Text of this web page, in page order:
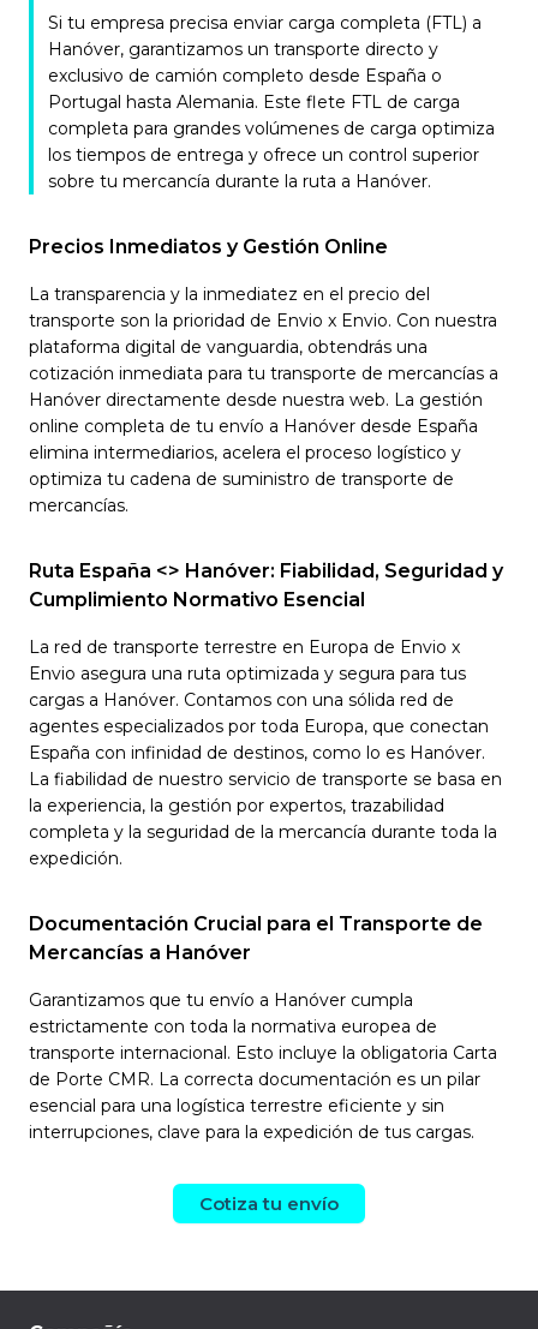
Si tu empresa precisa enviar carga completa (FTL) a
Hanóver, garantizamos un transporte directo y
exclusivo de camión completo desde España o
Portugal hasta Alemania. Este flete FTL de carga
completa para grandes volúmenes de carga optimiza
los tiempos de entrega y ofrece un control superior
sobre tu mercancía durante la ruta a Hanóver.
Precios Inmediatos y Gestión Online
La transparencia y la inmediatez en el precio del
transporte son la prioridad de Envio x Envio. Con nuestra
plataforma digital de vanguardia, obtendrás una
cotización inmediata para tu transporte de mercancías a
Hanóver directamente desde nuestra web. La gestión
online completa de tu envío a Hanóver desde España
elimina intermediarios, acelera el proceso logístico y
optimiza tu cadena de suministro de transporte de
mercancías.
Ruta España <> Hanóver: Fiabilidad, Seguridad y
Cumplimiento Normativo Esencial
La red de transporte terrestre en Europa de Envio x
Envio asegura una ruta optimizada y segura para tus
cargas a Hanóver. Contamos con una sólida red de
agentes especializados por toda Europa, que conectan
España con infinidad de destinos, como lo es Hanóver.
La fiabilidad de nuestro servicio de transporte se basa en
la experiencia, la gestión por expertos, trazabilidad
completa y la seguridad de la mercancía durante toda la
expedición.
Documentación Crucial para el Transporte de
Mercancías a Hanóver
Garantizamos que tu envío a Hanóver cumpla
estrictamente con toda la normativa europea de
transporte internacional. Esto incluye la obligatoria Carta
de Porte CMR. La correcta documentación es un pilar
esencial para una logística terrestre eficiente y sin
interrupciones, clave para la expedición de tus cargas.
Cotiza tu envío